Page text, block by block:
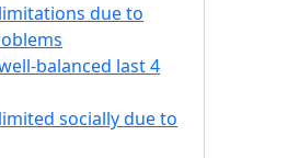
due to
balanced last 4
socially due to